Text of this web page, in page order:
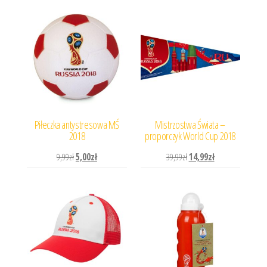
Piłeczka antystresowa MŚ
2018
9,99złPierwotna cena wynosiła: 9,99zł.
5,00złAktualna cena wynosi: 5,00zł.
Mistrzostwa Świata –
proporczyk World Cup 2018
39,99złPierwotna cena wynosiła:
14,99złAktualna cena